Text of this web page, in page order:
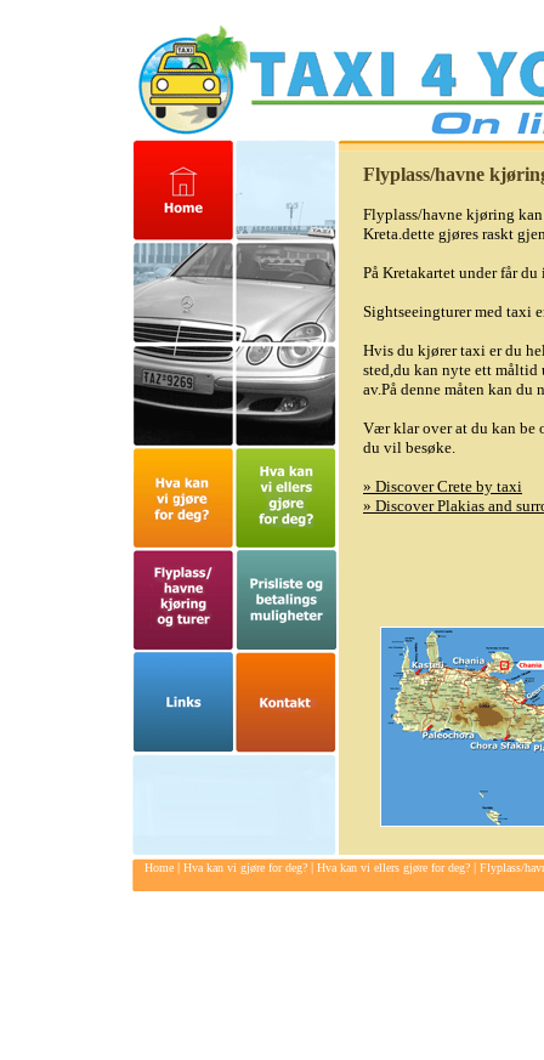
Flyplass/havne
Flyplass/havne kjøring
Kreta.dette gjøres raskt
På Kretakartet under får
Sightseeingturer med taxi
Hvis du kjører taxi er du
sted,du kan nyte ett måltid
av.På denne måten kan
Vær klar over at du kan be
du vil besøke.
» Discover Crete by taxi
» Discover Plakias and
Home | Hva kan vi gjøre for deg? | Hva kan vi ellers gjøre for deg? | Flyplass/